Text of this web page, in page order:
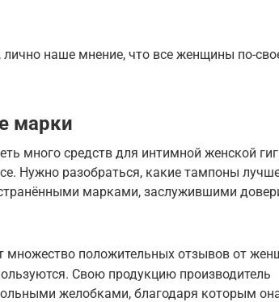
наше мнение, что все женщины по-
марки
много средств для интимной женской
Нужно разобраться, какие тампоны
марками, заслужившими
множество положительных отзывов от
Свою продукцию производитель
желобками, благодаря которым